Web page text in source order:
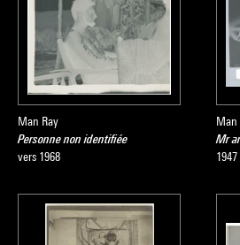
Man Ray
Personne non identifiée
vers 1968
Man
Mr
1947